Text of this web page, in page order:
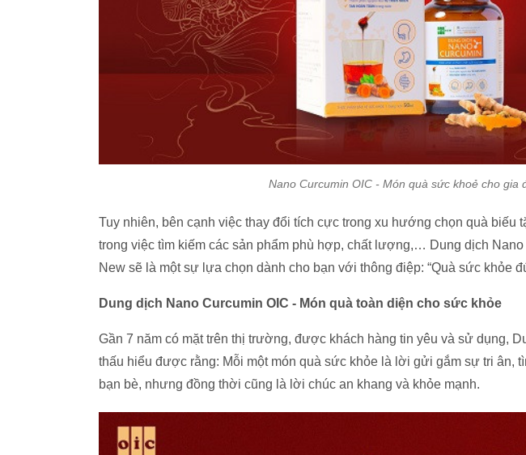
Nano Curcumin OIC - Món quà sức khoẻ cho gia
Tuy nhiên, bên cạnh việc thay đổi tích cực trong xu hướng chọn quà biếu
trong việc tìm kiếm các sản phẩm phù hợp, chất lượng,… Dung dịch
New sẽ là một sự lựa chọn dành cho bạn với thông điệp: “Quà sức khỏe
Dung dịch Nano Curcumin OIC - Món quà toàn diện cho sức khỏe
Gần 7 năm có mặt trên thị trường, được khách hàng tin yêu và sử dụng,
thấu hiểu được rằng: Mỗi một món quà sức khỏe là lời gửi gắm sự tri ân,
bạn bè, nhưng đồng thời cũng là lời chúc an khang và khỏe mạnh.